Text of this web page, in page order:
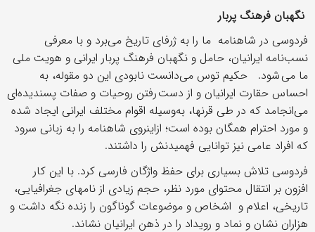
نگهبان فرهنگ پربار
فردوسی در شاهنامه ما را به ژرفای تاریخ می‌برد و با معرفی
نسب‌نامه ایرانیان، حامل و نگهبان فرهنگ پربار ایرانی و هویت ملی
ما می شود. حکیم توس می‌دانست نابودی این دو مقوله، به
احساس حقارت ایرانیان و از دست رفتن روحیات و صفات پسندیده‌ای
می‌انجامد که در طی قرنها، به‌وسیله اقوام مختلف ایرانی ایجاد شده
و مورد احترام همگان بوده است؛ ازاین‎روی شاهنامه را به زبانی سرود
که افراد عامی نیز توانایی فهمیدنش را داشتند.
فردوسی تلاش بسیاری برای حفظ واژگان فارسی کرد. با این کار
افزون بر انتقال محتوای مورد نظر، حجم زیادی از نامهای جغرافیایی،
تاریخی، اعلام و اشخاص و موضوعات گوناگون را زنده نگه داشت و
هزاران نشان و نماد و رویداد را در ذهن ایرانیان نشاند.